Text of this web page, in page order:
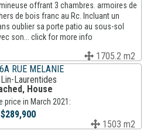
offrant 3 chambres. armoires de
de bois franc au Rc. Incluant un
oublier sa porte patio au sous-sol
son... click for more info
1705.2 m2
RUE MELANIE
Laurentides
House
price in March 2021:
$289,900
1503 m2